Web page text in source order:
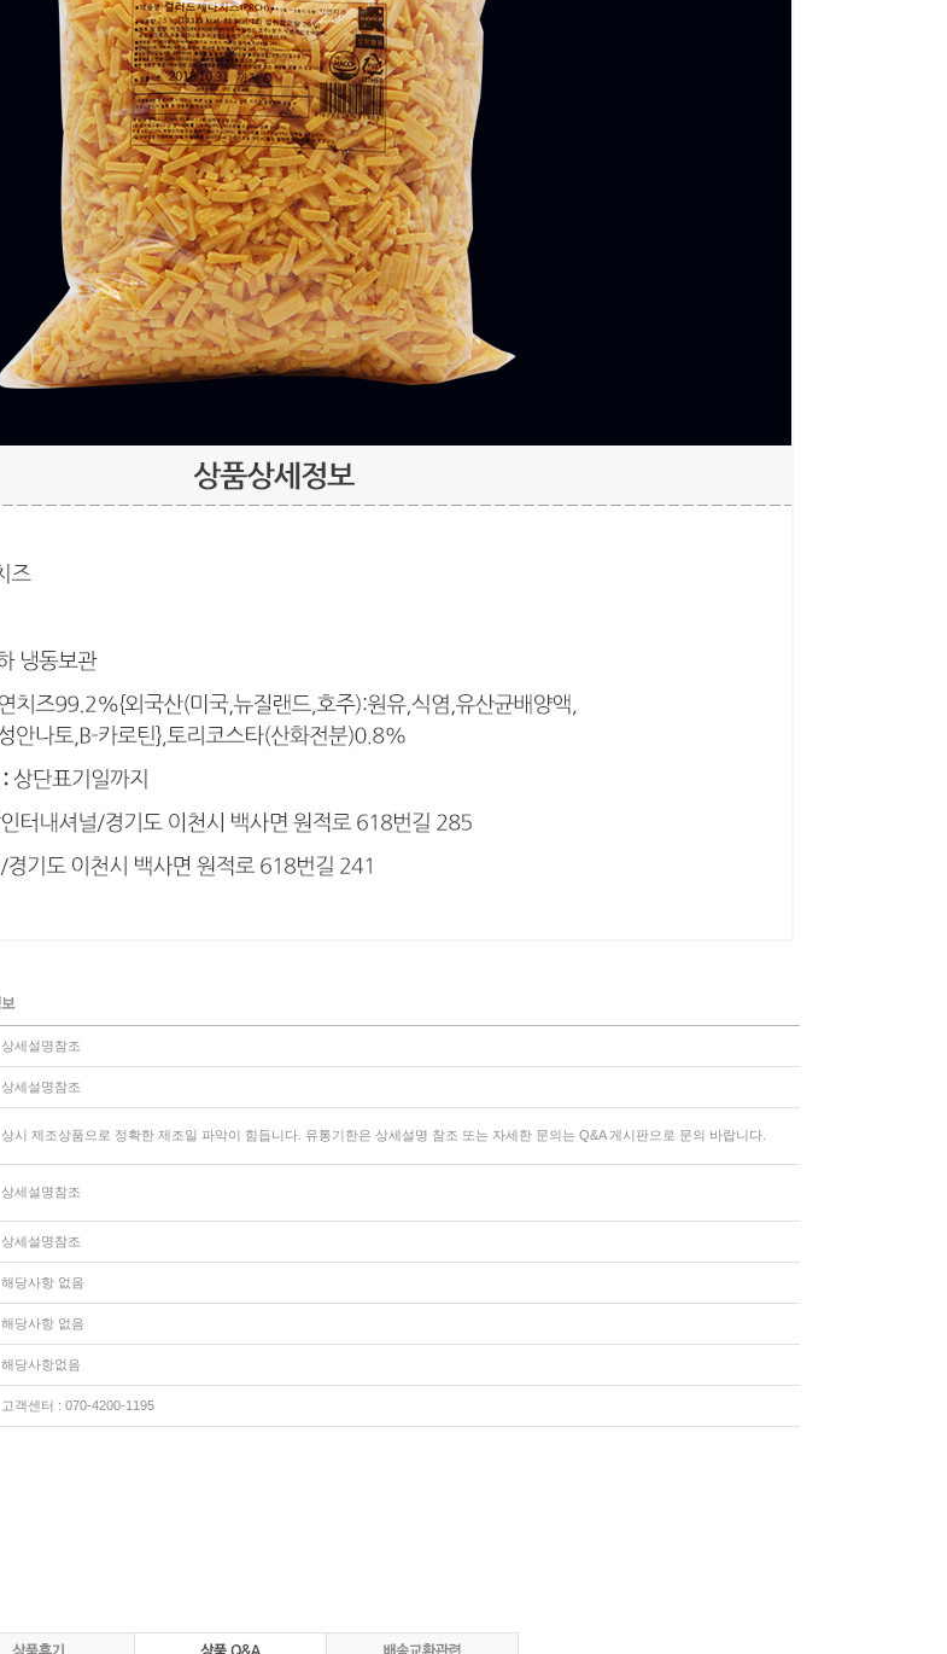
상세설명참조
상세설명참조
상시 제조상품으로 정확한 제조일 파악이 힘듭니다. 유통기한은 상세설명 참조 또는 자세한 문의는 Q&A 게시판으로 문의 바랍니다.
상세설명참조
상세설명참조
해당사항 없음
해당사항 없음
해당사항없음
고객센터 : 070-4200-1195